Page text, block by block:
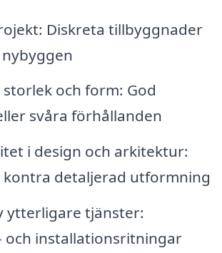
Diskreta tillbyggnader
och form: God
svåra förhållanden
i design och arkitektur:
kontra detaljerad utformning
ytterligare tjänster:
och installationsritningar